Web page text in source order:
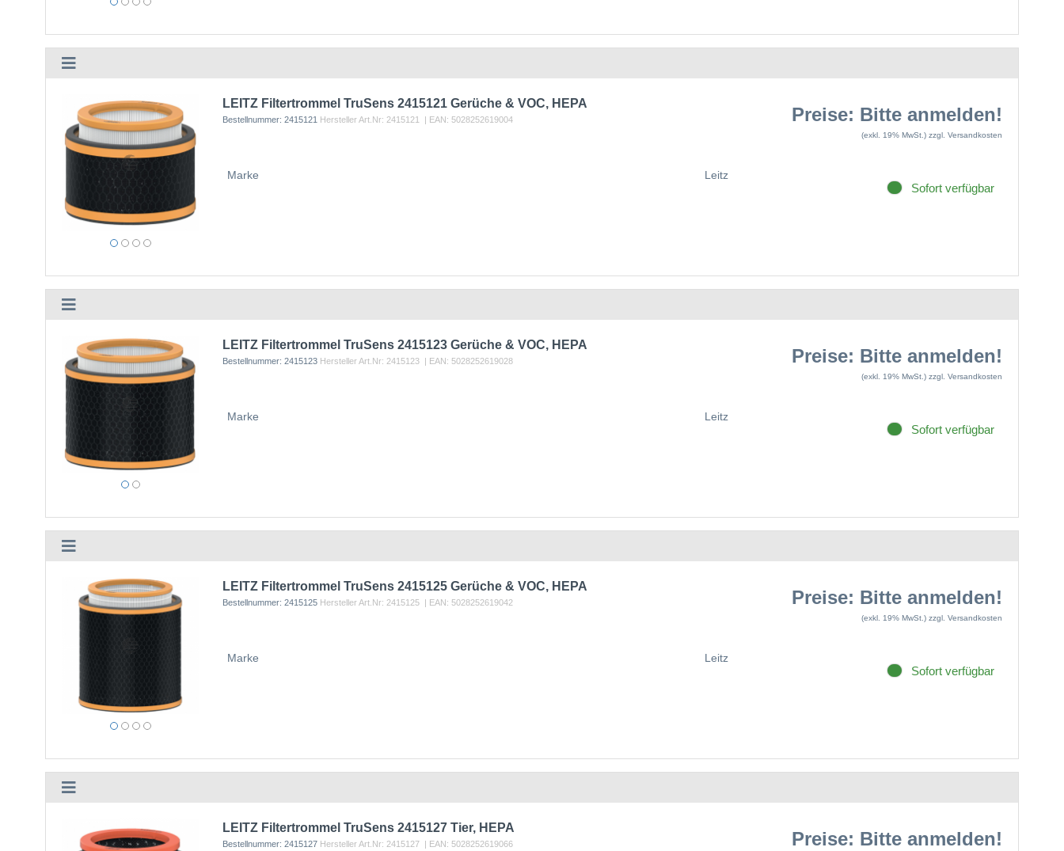
LEITZ Filtertrommel TruSens 2415121 Gerüche & VOC, HEPA
Bestellnummer: 2415121 Hersteller Art.Nr: 2415121 | EAN: 5028252619004
Marke Leitz
Preise: Bitte anmelden!
(exkl. 19% MwSt.) zzgl. Versandkosten
Sofort verfügbar
LEITZ Filtertrommel TruSens 2415123 Gerüche & VOC, HEPA
Bestellnummer: 2415123 Hersteller Art.Nr: 2415123 | EAN: 5028252619028
Marke Leitz
Preise: Bitte anmelden!
(exkl. 19% MwSt.) zzgl. Versandkosten
Sofort verfügbar
LEITZ Filtertrommel TruSens 2415125 Gerüche & VOC, HEPA
Bestellnummer: 2415125 Hersteller Art.Nr: 2415125 | EAN: 5028252619042
Marke Leitz
Preise: Bitte anmelden!
(exkl. 19% MwSt.) zzgl. Versandkosten
Sofort verfügbar
LEITZ Filtertrommel TruSens 2415127 Tier, HEPA
Bestellnummer: 2415127 Hersteller Art.Nr: 2415127 | EAN: 5028252619066 Preise: Bitte anmelden!